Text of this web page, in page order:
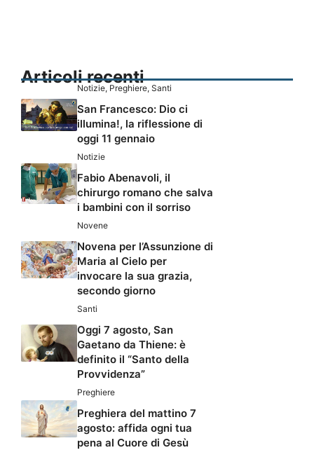
Articoli recenti
Notizie, Preghiere, Santi
San Francesco: Dio ci
illumina!, la riflessione di
oggi 11 gennaio
Notizie
Fabio Abenavoli, il
chirurgo romano che salva
i bambini con il sorriso
Novene
Novena per l’Assunzione di
Maria al Cielo per
invocare la sua grazia,
secondo giorno
Santi
Oggi 7 agosto, San
Gaetano da Thiene: è
definito il “Santo della
Provvidenza”
Preghiere
Preghiera del mattino 7
agosto: affida ogni tua
pena al Cuore di Gesù